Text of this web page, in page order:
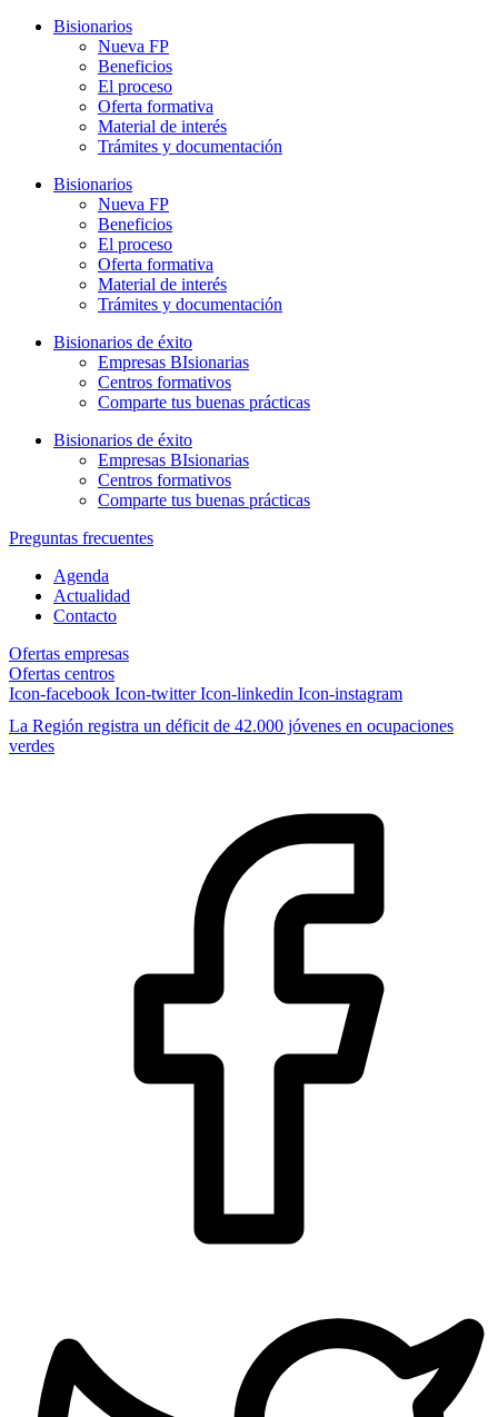
Bisionarios
Nueva FP
Beneficios
El proceso
Oferta formativa
Material de interés
Trámites y documentación
Bisionarios
Nueva FP
Beneficios
El proceso
Oferta formativa
Material de interés
Trámites y documentación
Bisionarios de éxito
Empresas BIsionarias
Centros formativos
Comparte tus buenas prácticas
Bisionarios de éxito
Empresas BIsionarias
Centros formativos
Comparte tus buenas prácticas
Preguntas frecuentes
Agenda
Actualidad
Contacto
Ofertas empresas
Ofertas centros
Icon-facebook Icon-twitter Icon-linkedin Icon-instagram
La Región registra un déficit de 42.000 jóvenes en ocupaciones
verdes